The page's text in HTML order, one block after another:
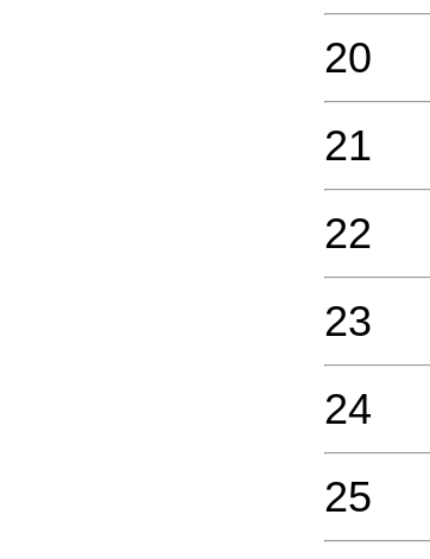
20
21
22
23
24
25